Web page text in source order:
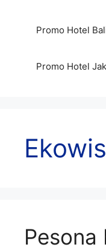
Promo Hotel
Promo Hotel
Pesona